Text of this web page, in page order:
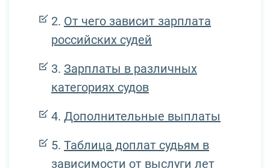
От чего зависит зарплата
российских судей
Зарплаты в различных
категориях судов
Дополнительные выплаты
Таблица доплат судьям в
зависимости от выслуги лет